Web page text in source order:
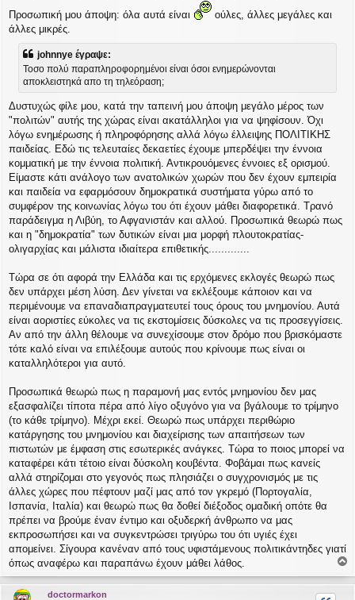
Προσωπική μου άποψη: όλα αυτά είναι
ούλες, άλλες μεγάλες και
άλλες μικρές.
johnnye έγραψε:
Τοσο πολύ παραπληροφορημένοι είναι όσοι ενημερώνονται
αποκλειστηκά απο τη τηλεόραση;
Δυστυχώς φίλε μου, κατά την ταπεινή μου άποψη μεγάλο μέρος των
"πολιτών" αυτής της χώρας είναι ακατάλληλοι για να ψηφίσουν. Όχι
λόγω ενημέρωσης ή πληροφόρησης αλλά λόγω έλλειψης ΠΟΛΙΤΙΚΗΣ
παιδείας. Εδώ τις τελευταίες δεκαετίες έχουμε μπερδέψει την έννοια
κομματική με την έννοια πολιτική. Αντικρουόμενες έννοιες εξ ορισμού.
Είμαστε κάτι ανάλογο των ανατολικών χωρών που δεν έχουν εμπειρία
και παιδεία να εφαρμόσουν δημοκρατικά συστήματα γύρω από το
συμφέρον της κοινωνίας λόγω του ότι έχουν μάθει διαφορετικά. Τρανό
παράδειγμα η Λιβύη, το Αφγανιστάν και αλλού. Προσωπικά θεωρώ πως
και η "δημοκρατία" των δυτικών είναι μια μορφή πλουτοκρατίας-
ολιγαρχίας και μάλιστα ιδιαίτερα επιθετικής.............
Τώρα σε ότι αφορά την Ελλάδα και τις ερχόμενες εκλογές θεωρώ πως
δεν υπάρχει μέση λύση. Δεν γίνεται να εκλέξουμε κάποιον και να
περιμένουμε να επαναδιαπραγματευτεί τους όρους του μνημονίου. Αυτά
είναι αοριστίες εύκολες να τις εκστομίσεις δύσκολες να τις προσεγγίσεις.
Αν από την άλλη θέλουμε να συνεχίσουμε στον δρόμο που βρισκόμαστε
τότε καλό είναι να επιλέξουμε αυτούς που κρίνουμε πως είναι οι
καταλληλότεροι για αυτό.
Προσωπικά θεωρώ πως η παραμονή μας εντός μνημονίου δεν μας
εξασφαλίζει τίποτα πέρα από λίγο οξυγόνο για να βγάλουμε το τρίμηνο
(το κάθε τρίμηνο). Μέχρι εκεί. Θεωρώ πως υπάρχει περιθώριο
κατάργησης του μνημονίου και διαχείρισης των απαιτήσεων των
πιστωτών με έμφαση στις εσωτερικές ανάγκες. Τώρα το ποιος μπορεί να
καταφέρει κάτι τέτοιο είναι δύσκολη κουβέντα. Φοβάμαι πως κανείς
αλλά στηρίζομαι στο γεγονός πως πλησιάζει ο συγχρονισμός με τις
άλλες χώρες που πέφτουν μαζί μας από τον γκρεμό (Πορτογαλία,
Ισπανία, Ιταλία) και θεωρώ πως θα δοθεί διέξοδος ομαδική οπότε θα
πρέπει να βρούμε έναν έντιμο και οξυδερκή άνθρωπο να μας
εκπροσωπήσει και να συγκεντρώσει τριγύρω του ότι υγιές έχει
απομείνει. Σίγουρα κανέναν από τους υφιστάμενους πολιτικάντηδες γιατί
όπως αναφέρω και παραπάνω έχουν μάθει λάθος.
ο
ρ
doctormarkon